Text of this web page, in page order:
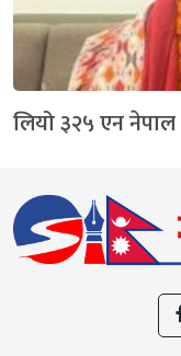
लियो ३२५ एन नेपाल